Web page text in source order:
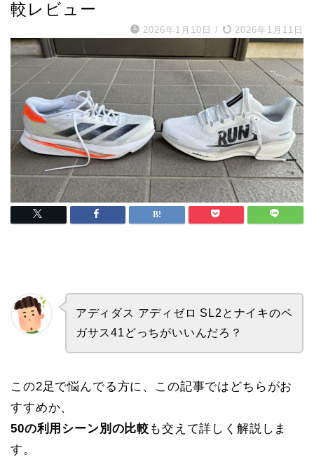
較レビュー
2026年1月10日 / 2026年1月11日
アディダス アディゼロ SL2とナイキのペ
ガサス41どっちがいいんだろ？
この2足で悩んでる方に、この記事ではどちらがお
すすめか、
50の利用シーン別の比較 も交えて詳しく解説しま
す。